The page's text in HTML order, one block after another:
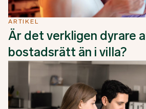
ARTIKEL
Är det verkligen dyrare
bostadsrätt än i villa?